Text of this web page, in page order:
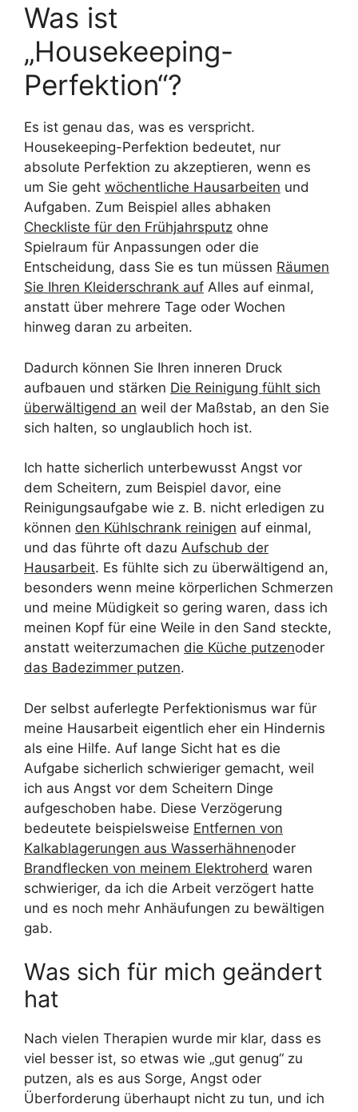
Was ist
„Housekeeping-
Perfektion“?
Es ist genau das, was es verspricht.
Housekeeping-Perfektion bedeutet, nur
absolute Perfektion zu akzeptieren, wenn es
um Sie geht wöchentliche Hausarbeiten und
Aufgaben. Zum Beispiel alles abhaken
Checkliste für den Frühjahrsputz ohne
Spielraum für Anpassungen oder die
Entscheidung, dass Sie es tun müssen Räumen
Sie Ihren Kleiderschrank auf Alles auf einmal,
anstatt über mehrere Tage oder Wochen
hinweg daran zu arbeiten.
Dadurch können Sie Ihren inneren Druck
aufbauen und stärken Die Reinigung fühlt sich
überwältigend an weil der Maßstab, an den Sie
sich halten, so unglaublich hoch ist.
Ich hatte sicherlich unterbewusst Angst vor
dem Scheitern, zum Beispiel davor, eine
Reinigungsaufgabe wie z. B. nicht erledigen zu
können den Kühlschrank reinigen auf einmal,
und das führte oft dazu Aufschub der
Hausarbeit. Es fühlte sich zu überwältigend an,
besonders wenn meine körperlichen Schmerzen
und meine Müdigkeit so gering waren, dass ich
meinen Kopf für eine Weile in den Sand steckte,
anstatt weiterzumachen die Küche putzenoder
das Badezimmer putzen.
Der selbst auferlegte Perfektionismus war für
meine Hausarbeit eigentlich eher ein Hindernis
als eine Hilfe. Auf lange Sicht hat es die
Aufgabe sicherlich schwieriger gemacht, weil
ich aus Angst vor dem Scheitern Dinge
aufgeschoben habe. Diese Verzögerung
bedeutete beispielsweise Entfernen von
Kalkablagerungen aus Wasserhähnenoder
Brandflecken von meinem Elektroherd waren
schwieriger, da ich die Arbeit verzögert hatte
und es noch mehr Anhäufungen zu bewältigen
gab.
Was sich für mich geändert
hat
Nach vielen Therapien wurde mir klar, dass es
viel besser ist, so etwas wie „gut genug“ zu
putzen, als es aus Sorge, Angst oder
Überforderung überhaupt nicht zu tun, und ich